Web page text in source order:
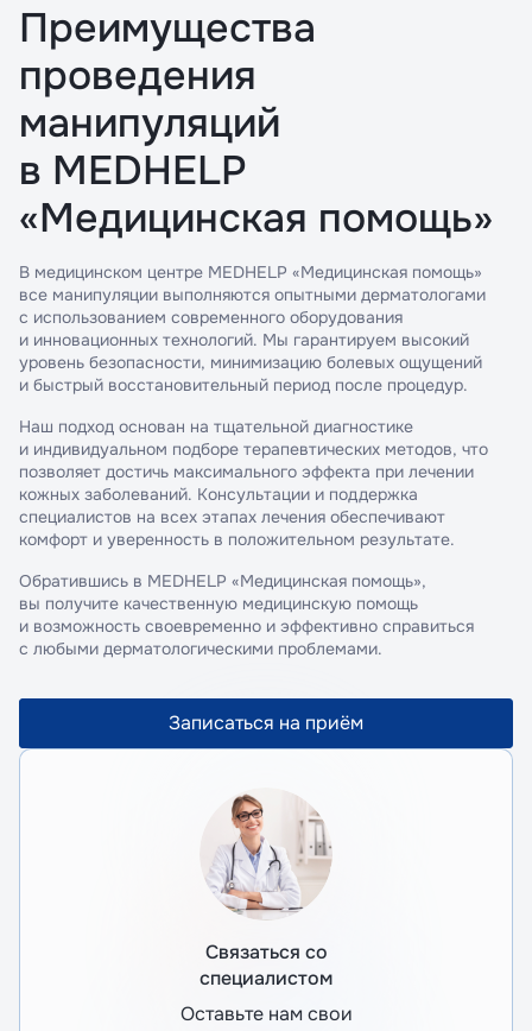
Преимущества
проведения
манипуляций
в MEDHELP
«Медицинская помощь»
В медицинском центре MEDHELP «Медицинская помощь»
все манипуляции выполняются опытными дерматологами
с использованием современного оборудования
и инновационных технологий. Мы гарантируем высокий
уровень безопасности, минимизацию болевых ощущений
и быстрый восстановительный период после процедур.
Наш подход основан на тщательной диагностике
и индивидуальном подборе терапевтических методов, что
позволяет достичь максимального эффекта при лечении
кожных заболеваний. Консультации и поддержка
специалистов на всех этапах лечения обеспечивают
комфорт и уверенность в положительном результате.
Обратившись в MEDHELP «Медицинская помощь»,
вы получите качественную медицинскую помощь
и возможность своевременно и эффективно справиться
с любыми дерматологическими проблемами.
Записаться на приём
Связаться со
специалистом
Оставьте нам свои